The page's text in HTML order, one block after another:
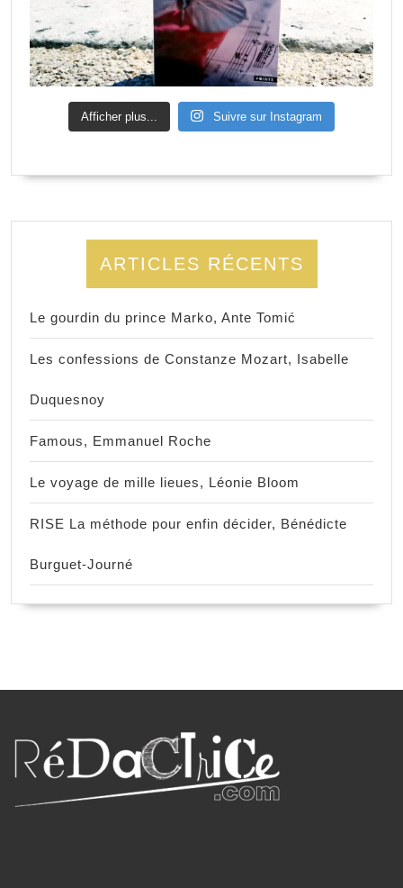
Afficher plus... Suivre sur Instagram
ARTICLES RÉCENTS
Le gourdin du prince Marko, Ante Tomić
Les confessions de Constanze Mozart, Isabelle
Duquesnoy
Famous, Emmanuel Roche
Le voyage de mille lieues, Léonie Bloom
RISE La méthode pour enfin décider, Bénédicte
Burguet-Journé